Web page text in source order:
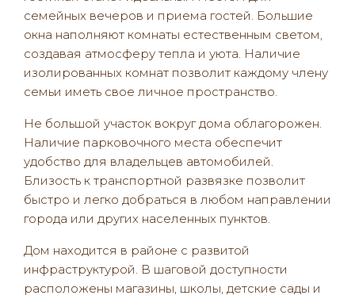
семейных вечеров и приема гостей. Большие
окна наполняют комнаты естественным светом,
создавая атмосферу тепла и уюта. Наличие
изолированных комнат позволит каждому члену
семьи иметь свое личное пространство.
Не большой участок вокруг дома облагорожен.
Наличие парковочного места обеспечит
удобство для владельцев автомобилей.
Близость к транспортной развязке позволит
быстро и легко добраться в любом направлении
города или других населенных пунктов.
Дом находится в районе с развитой
инфраструктурой. В шаговой доступности
расположены магазины, школы, детские сады и